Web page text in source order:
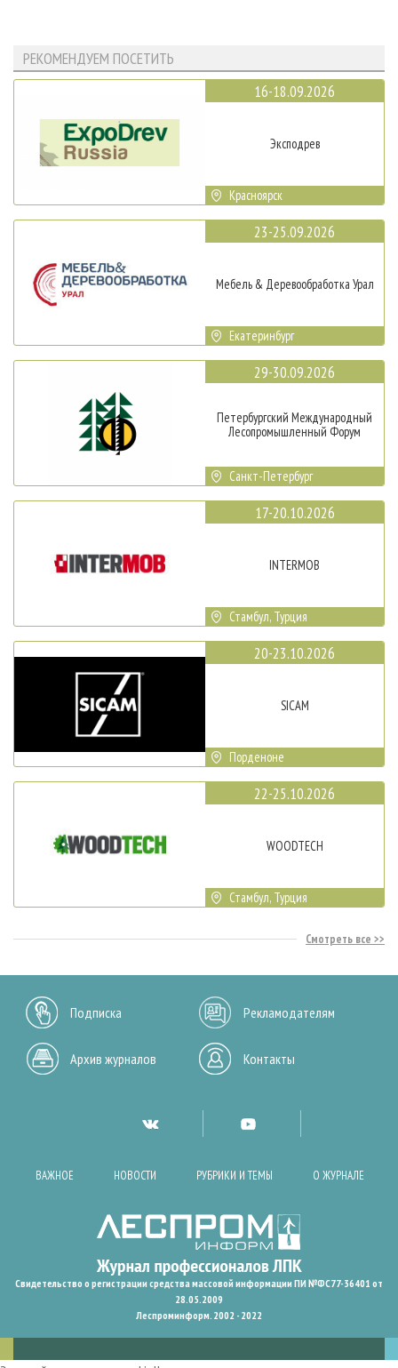
РЕКОМЕНДУЕМ ПОСЕТИТЬ
16-18.09.2026
Эксподрев
Красноярск
23-25.09.2026
Мебель & Деревообработка Урал
Екатеринбург
29-30.09.2026
Петербургский Международный
Лесопромышленный Форум
Санкт-Петербург
17-20.10.2026
INTERMOB
Стамбул, Турция
20-23.10.2026
SICAM
Порденоне
22-25.10.2026
WOODTECH
Стамбул, Турция
Смотреть все
Подписка Рекламодателям
Архив журналов Контакты
ВАЖНОЕ НОВОСТИ РУБРИКИ И ТЕМЫ О ЖУРНАЛЕ
Свидетельство о регистрации средства массовой информации ПИ №ФС77-36401 от
28.05.2009
Леспроминформ. 2002 - 2022